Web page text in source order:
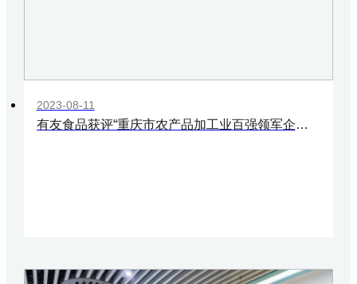
2023-08-11
有友食品获评“重庆市农产品加工业百强领军企业”、“重庆市农业产业化市级龙头企业”、“璧山区民营企业二十强”